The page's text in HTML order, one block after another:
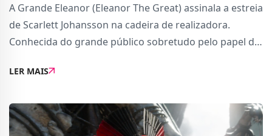
A Grande Eleanor (Eleanor The Great) assinala a estreia
de Scarlett Johansson na cadeira de realizadora.
Conhecida do grande público sobretudo pelo papel de
Johansson demonstra aqui compreender os ingre
LER MAIS